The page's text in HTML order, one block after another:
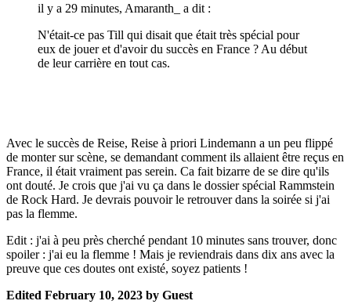
il y a 29 minutes, Amaranth_ a dit :
N'était-ce pas Till qui disait que était très spécial pour
eux de jouer et d'avoir du succès en France ? Au début
de leur carrière en tout cas.
Avec le succès de Reise, Reise à priori Lindemann a un peu flippé
de monter sur scène, se demandant comment ils allaient être reçus en
France, il était vraiment pas serein. Ca fait bizarre de se dire qu'ils
ont douté. Je crois que j'ai vu ça dans le dossier spécial Rammstein
de Rock Hard. Je devrais pouvoir le retrouver dans la soirée si j'ai
pas la flemme.
Edit : j'ai à peu près cherché pendant 10 minutes sans trouver, donc
spoiler : j'ai eu la flemme ! Mais je reviendrais dans dix ans avec la
preuve que ces doutes ont existé, soyez patients !
Edited February 10, 2023 by Guest